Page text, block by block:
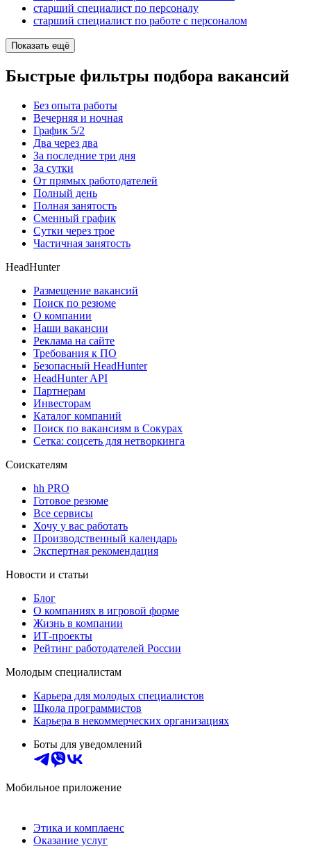
старший специалист по персоналу
старший специалист по работе с персоналом
Показать ещё
Быстрые фильтры подбора вакансий
Без опыта работы
Вечерняя и ночная
График 5/2
Два через два
За последние три дня
За сутки
От прямых работодателей
Полный день
Полная занятость
Сменный график
Сутки через трое
Частичная занятость
HeadHunter
Размещение вакансий
Поиск по резюме
О компании
Наши вакансии
Реклама на сайте
Требования к ПО
Безопасный HeadHunter
HeadHunter API
Партнерам
Инвесторам
Каталог компаний
Поиск по вакансиям в Сокурах
Сетка: соцсеть для нетворкинга
Соискателям
hh PRO
Готовое резюме
Все сервисы
Хочу у вас работать
Производственный календарь
Экспертная рекомендация
Новости и статьи
Блог
О компаниях в игровой форме
Жизнь в компании
ИТ-проекты
Рейтинг работодателей России
Молодым специалистам
Карьера для молодых специалистов
Школа программистов
Карьера в некоммерческих организациях
Боты для уведомлений
Мобильное приложение
Этика и комплаенс
Оказание услуг